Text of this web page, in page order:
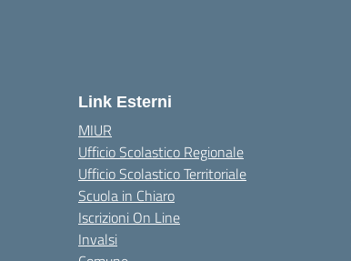
Link Esterni
MIUR
Ufficio Scolastico Regionale
Ufficio Scolastico Territoriale
Scuola in Chiaro
Iscrizioni On Line
Invalsi